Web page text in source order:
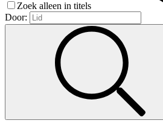
Zoek alleen in titels
Door: